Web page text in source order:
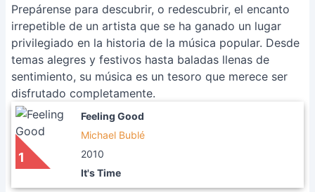
Prepárense para descubrir, o redescubrir, el encanto
irrepetible de un artista que se ha ganado un lugar
privilegiado en la historia de la música popular. Desde
temas alegres y festivos hasta baladas llenas de
sentimiento, su música es un tesoro que merece ser
disfrutado completamente.
1
Feeling Good
Michael Bublé
2010
It's Time